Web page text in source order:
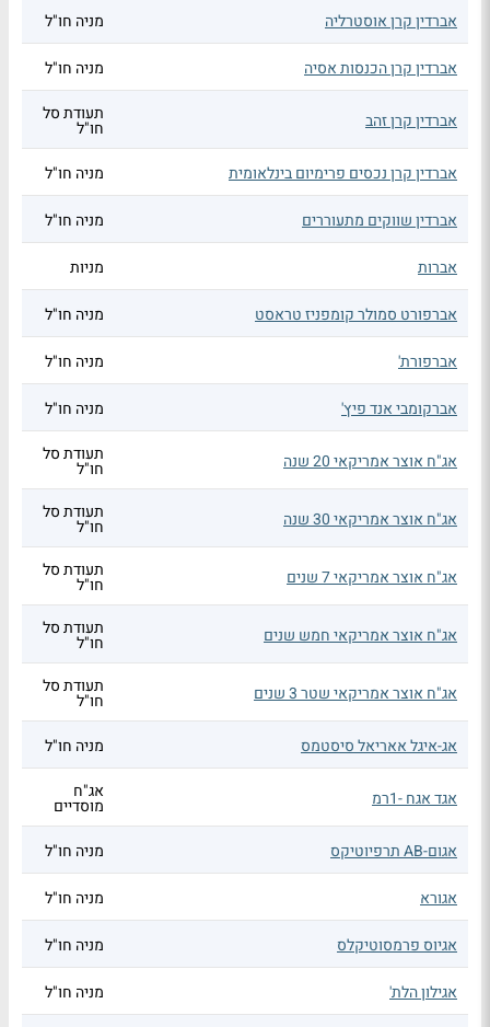
אברדין קרן אוסטרליה
מניה חו"ל
אברדין קרן הכנסות אסיה מניה חו"ל
אברדין קרן זהב תעודת סל
חו"ל
אברדין קרן נכסים פרימיום בינלאומית
מניה חו"ל
אברדין שווקים מתעוררים מניה חו"ל
אברות מניות
אברפורט סמולר קומפניז טראסט מניה חו"ל
אברפורת' מניה חו"ל
אברקומבי אנד פיץ' מניה חו"ל
אג"ח אוצר אמריקאי 20 שנה תעודת סל
חו"ל
אג"ח אוצר אמריקאי 30 שנה תעודת סל
חו"ל
אג"ח אוצר אמריקאי 7 שנים תעודת סל
חו"ל
אג"ח אוצר אמריקאי חמש שנים תעודת סל
חו"ל
אג"ח אוצר אמריקאי שטר 3 שנים תעודת סל
חו"ל
אג-איגל אאריאל סיסטמס
מניה חו"ל
אגד אגח -1רמ אג"ח
מוסדיים
אגום-AB תרפיוטיקס
מניה חו"ל
אגורא מניה חו"ל
אגיוס פרמסוטיקלס מניה חו"ל
אגילון הלת' מניה חו"ל